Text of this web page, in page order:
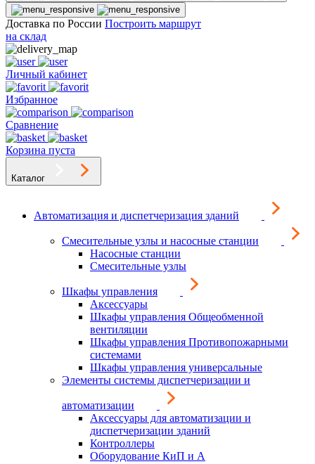
Доставка по России Построить маршрут
на склад
Личный кабинет
Избранное
Сравнение
Корзина пуста
Каталог
Автоматизация и диспетчеризация зданий
Смесительные узлы и насосные станции
Насосные станции
Смесительные узлы
Шкафы управления
Аксессуары
Шкафы управления Общеобменной
вентиляции
Шкафы управления Противопожарными
системами
Шкафы управления универсальные
Элементы системы диспетчеризации и
автоматизации
Аксессуары для автоматизации и
диспетчеризации зданий
Контроллеры
Оборудование КиП и А